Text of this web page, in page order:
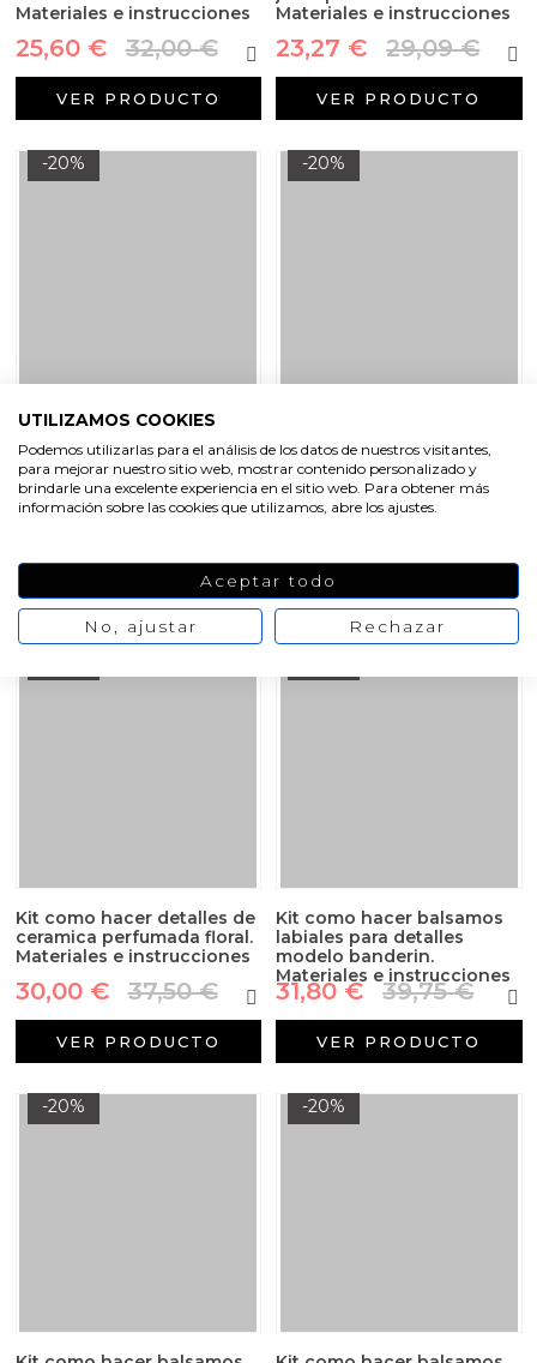
Materiales e instrucciones
25,60 € 32,00 €
VER PRODUCTO
Materiales e instrucciones
23,27 € 29,09 €
VER PRODUCTO
-20%
Kit como hacer jabon de
instrucciones
22,18 € / etiqueta
27,73 €
VER PRODUCTO
-20%
Materiales e instrucciones
25,60 € 32,00 €
Kit como hacer detalles de
ceramica perfumada floral.
Materiales e instrucciones
30,00 € 37,50 €
VER PRODUCTO
Kit como hacer balsamos
labiales para detalles
modelo banderin.
Materiales e instrucciones
31,80 € 39,75 €
VER PRODUCTO
-20% -20%
UTILIZAMOS COOKIES
Podemos utilizarlas para el análisis de los datos de nuestros visitantes,
para mejorar nuestro sitio web, mostrar contenido personalizado y
brindarle una excelente experiencia en el sitio web. Para obtener más
información sobre las cookies que utilizamos, abre los ajustes.
Aceptar todo
No, ajustar Rechazar